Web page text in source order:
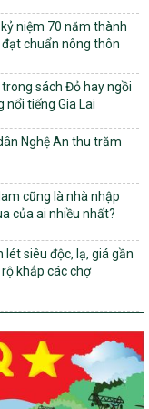
2026
hiện Chương trình
giảm nghèo bền
bào dân tộc thiểu
I: Từ năm 2026
điều kiện thuộc Bộ
2026 – 2030 thuộc
và Môi trường
xây dựng nông thôn
tế – xã hội vùng
2026-2035, giai
bổ ngân sách trung
gia xây dựng nông
triển kinh tế – xã hội
niệm 70 năm thành
chuẩn nông thôn
sách Đỏ hay ngồi
tiếng Gia Lai
Nghệ An thu trăm
cũng là nhà nhập
của ai nhiều nhất?
siêu độc, lạ, giá gần
khắp các chợ